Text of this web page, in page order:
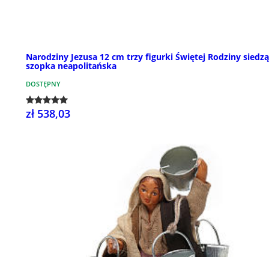
Narodziny Jezusa 12 cm trzy figurki Świętej Rodziny
szopka neapolitańska
DOSTĘPNY
zł 538,03